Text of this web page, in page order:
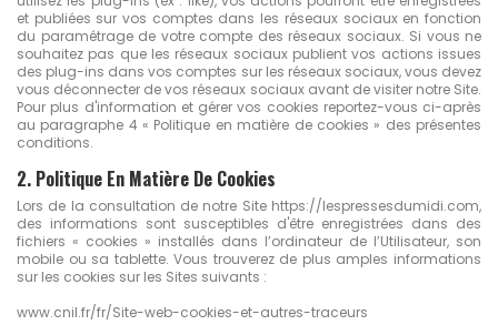
et publiées sur vos comptes dans les réseaux sociaux en fonction
du paramétrage de votre compte des réseaux sociaux. Si vous ne
souhaitez pas que les réseaux sociaux publient vos actions issues
des plug-ins dans vos comptes sur les réseaux sociaux, vous devez
vous déconnecter de vos réseaux sociaux avant de visiter notre Site.
Pour plus d'information et gérer vos cookies reportez-vous ci-après
au paragraphe 4 « Politique en matière de cookies » des présentes
conditions.
2. Politique En Matière De Cookies
Lors de la consultation de notre Site https://lespressesdumidi.com,
des informations sont susceptibles d'être enregistrées dans des
fichiers « cookies » installés dans l’ordinateur de l’Utilisateur, son
mobile ou sa tablette. Vous trouverez de plus amples informations
sur les cookies sur les Sites suivants :
www.cnil.fr/fr/Site-web-cookies-et-autres-traceurs